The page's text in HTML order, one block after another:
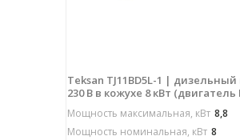
Teksan TJ11BD5L-1 |
230 В в кожухе 8 кВт
Мощность максимальная, кВт 8,8
Мощность номинальная, кВт 8